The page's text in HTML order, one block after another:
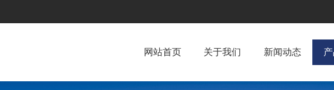
网站首页 关于我们 新闻动态